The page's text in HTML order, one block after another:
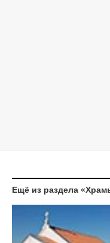
Ещё из раздела